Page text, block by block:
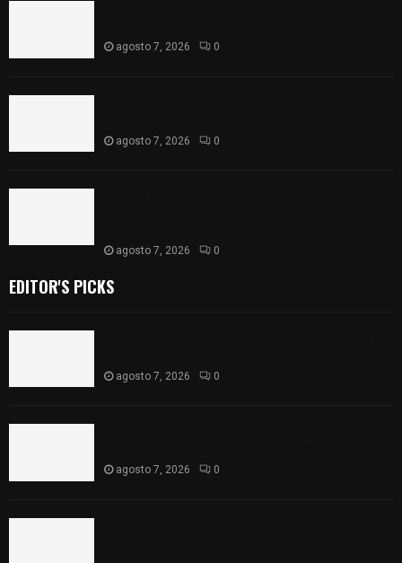
agosto 7, 2026 0
agosto 7, 2026 0
agosto 7, 2026 0
EDITOR'S PICKS
agosto 7, 2026 0
agosto 7, 2026 0